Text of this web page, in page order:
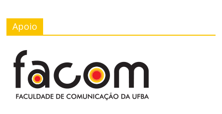
d
a
Apoio